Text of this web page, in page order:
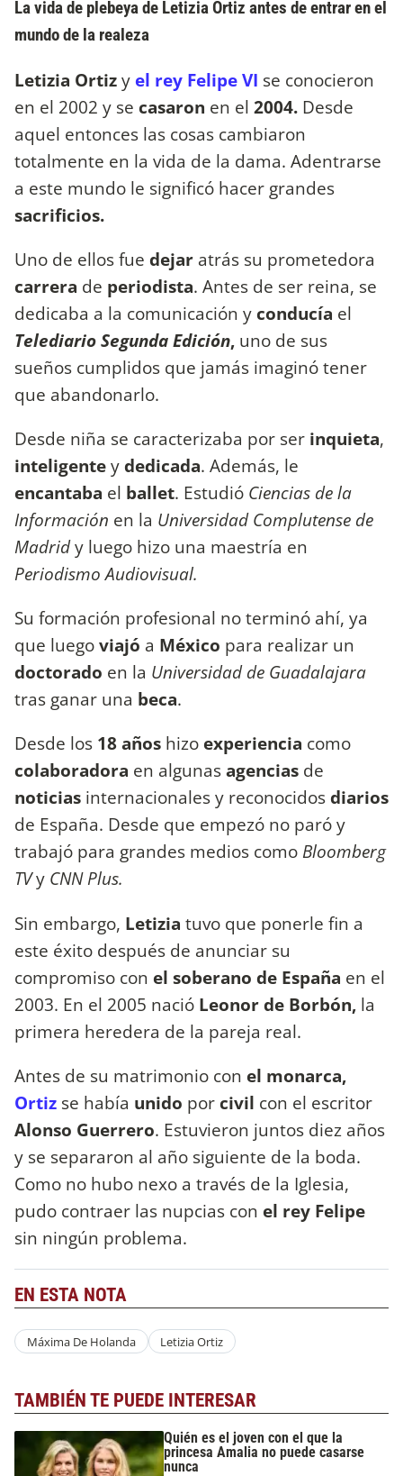
La vida de plebeya de Letizia Ortiz antes de entrar en el
mundo de la realeza
Letizia Ortizy el rey Felipe VI se conocieron
en el 2002 y se casaron en el 2004. Desde
aquel entonces las cosas cambiaron
totalmente en la vida de la dama. Adentrarse
a este mundo le significó hacer grandes
sacrificios.
Uno de ellos fue dejar atrás su prometedora
carrera de periodista. Antes de ser reina, se
dedicaba a la comunicación y conducía el
Telediario Segunda Edición, uno de sus
sueños cumplidos que jamás imaginó tener
que abandonarlo.
Desde niña se caracterizaba por ser inquieta,
inteligenteydedicada. Además, le
encantaba el ballet. Estudió Ciencias de la
Información en la Universidad Complutense de
Madridy luego hizo una maestría en
Periodismo Audiovisual.
Su formación profesional no terminó ahí, ya
que luegoviajó a México para realizar un
doctorado en la Universidad de Guadalajara
tras ganar una beca.
Desde los 18 años hizo experiencia como
colaboradora en algunasagencias de
noticias internacionales y reconocidosdiarios
de España. Desde que empezó no paró y
trabajó para grandes medios como Bloomberg
TVy CNN Plus.
Sin embargo, Letizia tuvo que ponerle fin a
este éxito después de anunciar su
compromiso con el soberano de España en el
2003. En el 2005 nació Leonor de Borbón, la
primera heredera de la pareja real.
Antes de su matrimonio con el monarca,
Ortiz se había unido por civil con el escritor
Alonso Guerrero. Estuvieron juntos diez años
y se separaron al año siguiente de la boda.
Como no hubo nexo a través de la Iglesia,
pudo contraer las nupcias con el rey Felipe
sin ningún problema.
EN ESTA NOTA
Máxima De Holanda Letizia Ortiz
TAMBIÉN TE PUEDE INTERESAR
Quién es el joven con el que la
princesa Amalia no puede casarse
nunca